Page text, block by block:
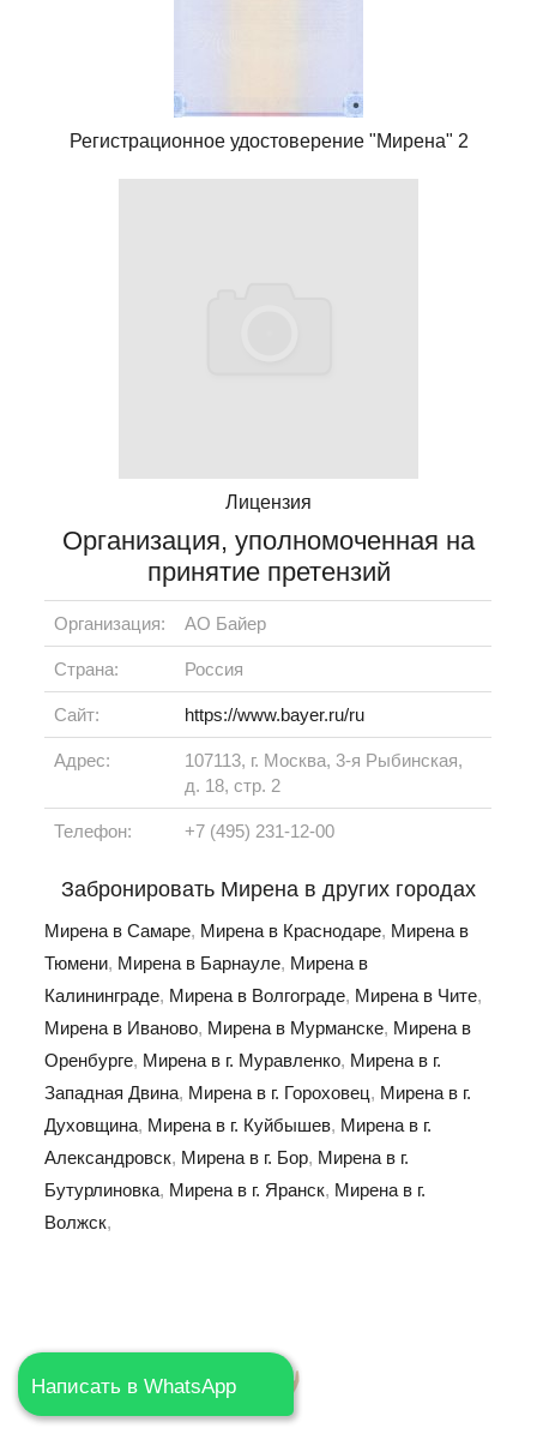
Регистрационное удостоверение "Мирена" 2
Лицензия
Организация, уполномоченная на
принятие претензий
Организация: АО Байер
Страна: Россия
Сайт: https://www.bayer.ru/ru
Адрес:
107113, г. Москва, 3-я Рыбинская,
д. 18, стр. 2
Телефон: +7 (495) 231-12-00
Забронировать Мирена в других городах
Мирена в Самаре, Мирена в Краснодаре, Мирена в
Тюмени, Мирена в Барнауле, Мирена в
Калининграде, Мирена в Волгограде, Мирена в Чите,
Мирена в Иваново, Мирена в Мурманске, Мирена в
Оренбурге, Мирена в г. Муравленко, Мирена в г.
Западная Двина, Мирена в г. Гороховец, Мирена в г.
Духовщина, Мирена в г. Куйбышев, Мирена в г.
Александровск, Мирена в г. Бор, Мирена в г.
Бутурлиновка, Мирена в г. Яранск, Мирена в г.
Волжск,
Написать в WhatsApp